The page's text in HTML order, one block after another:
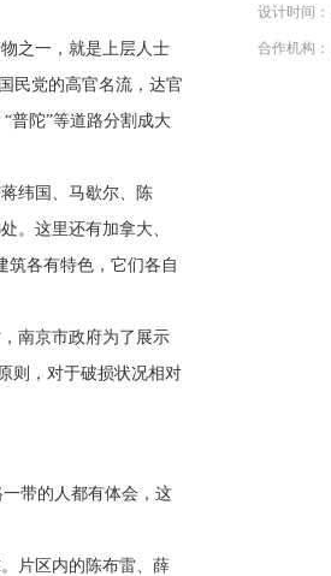
之一，就是上层人士
民党的高官名流，达官
普陀”等道路分割成大
纬国、马歇尔、陈
。这里还有加拿大、
筑各有特色，它们各自
南京市政府为了展示
则，对于破损状况相对
带的人都有体会，这
片区内的陈布雷、薛
设计时间：
合作机构：